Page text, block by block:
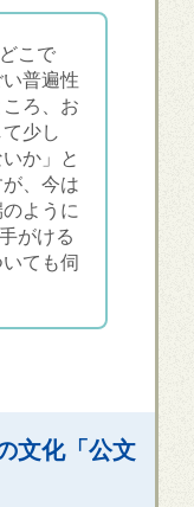
こで
普遍性
ろ、お
少し
か」と
、今は
ように
がける
ても伺
文化「公文